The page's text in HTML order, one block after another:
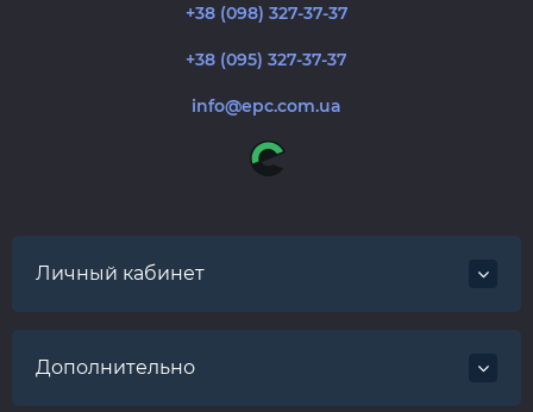
+38 (098) 327-37-37
+38 (095) 327-37-37
info@epc.com.ua
Личный кабинет
Дополнительно